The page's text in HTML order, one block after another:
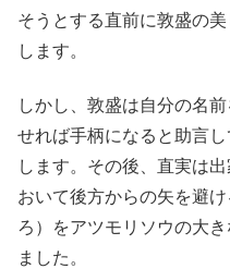
そうとする直前に敦盛の
します。
しかし、敦盛は自分の名
せれば手柄になると助言
します。その後、直実は
おいて後方からの矢を避
ろ）をアツモリソウの大
ました。